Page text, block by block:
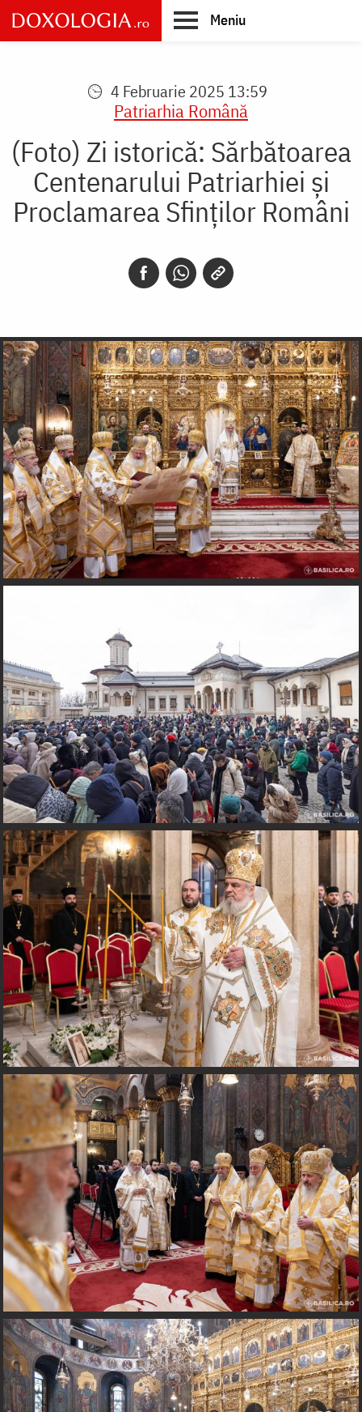
Skip
to
main
Meniu
4 Februarie 2025 13:59
Patriarhia Română
(Foto) Zi istorică: Sărbătoarea
Centenarului Patriarhiei și
Proclamarea Sfinților Români